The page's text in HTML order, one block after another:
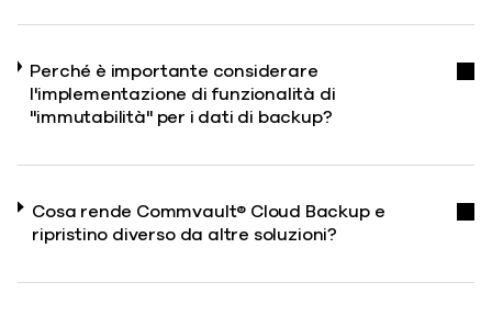
Perché è importante considerare
l'implementazione di funzionalità di
"immutabilità" per i dati di backup?
Cosa rende Commvault® Cloud Backup e
ripristino diverso da altre soluzioni?